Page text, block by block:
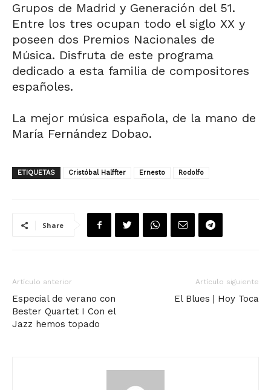
Grupos de Madrid y Generación del 51.
Entre los tres ocupan todo el siglo XX y
poseen dos Premios Nacionales de
Música. Disfruta de este programa
dedicado a esta familia de compositores
españoles.
La mejor música española, de la mano de
María Fernández Dobao.
ETIQUETAS Cristóbal Halffter Ernesto Rodolfo
Share
Artículo anterior
Especial de verano con
Bester Quartet I Con el
Jazz hemos topado
Artículo siguiente
El Blues | Hoy Toca